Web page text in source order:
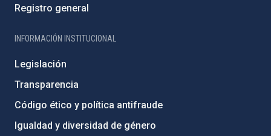
Registro general
INFORMACIÓN INSTITUCIONAL
Legislación
Transparencia
Código ético y política antifraude
Igualdad y diversidad de género